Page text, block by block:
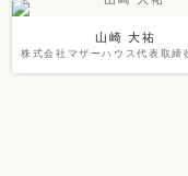
山崎 大祐
株式会社マザーハウス代表取締